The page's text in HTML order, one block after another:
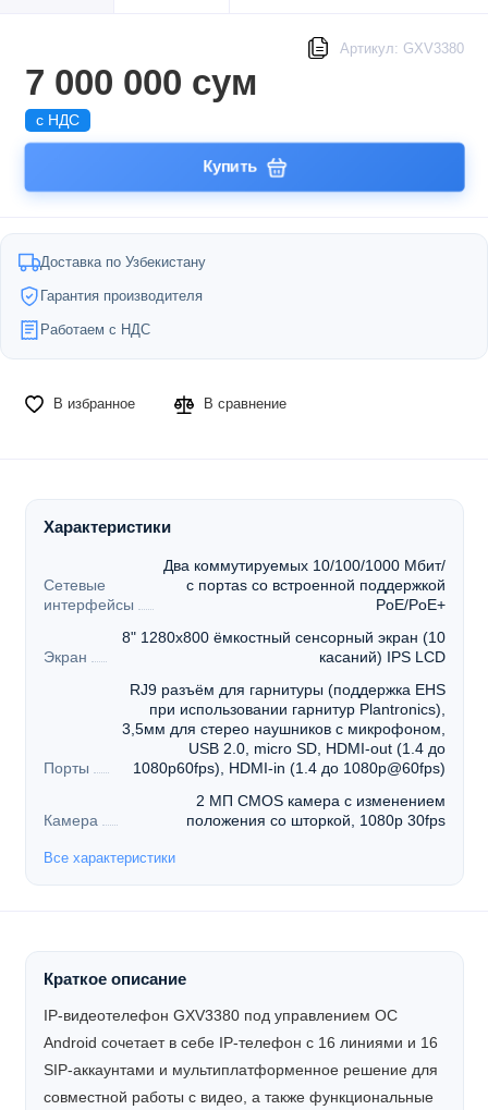
Артикул: GXV3380
7 000 000 сум
с НДС
Купить
Доставка по Узбекистану
Гарантия производителя
Работаем с НДС
В избранное В сравнение
Характеристики
Сетевые
интерфейсы
Два коммутируемых 10/100/1000 Мбит/
с портаs со встроенной поддержкой
PoE/PoE+
Экран
8" 1280x800 ёмкостный сенсорный экран (10
касаний) IPS LCD
Порты
RJ9 разъём для гарнитуры (поддержка EHS
при использовании гарнитур Plantronics),
3,5мм для стерео наушников с микрофоном,
USB 2.0, micro SD, HDMI-out (1.4 до
1080p60fps), HDMI-in (1.4 до 1080p@60fps)
Камера
2 МП CMOS камера с изменением
положения со шторкой, 1080p 30fps
Все характеристики
Краткое описание
IP-видеотелефон GXV3380 под управлением ОС
Android сочетает в себе IP-телефон с 16 линиями и 16
SIP-аккаунтами и мультиплатформенное решение для
совместной работы с видео, а также функциональные